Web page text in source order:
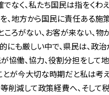
なく、私たち国民は指をく
、地方から国民に責任ある施
ころがない、お客が来ない、
も厳しい中で、県民は、政
協働、協力、役割分担をして
とが今大切な時期だと私は考え
減して政策経費へ、そして